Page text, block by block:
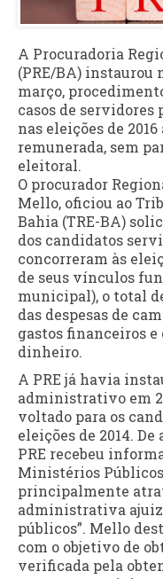
A Procuradoria
(PRE/BA) instaurou
março,
casos de
nas eleições de
remunerada, sem
eleitoral.
O procurador
Mello, oficiou ao
Bahia (TRE-BA)
dos candidatos
concorreram às
de seus vínculos
municipal), o total
das despesas de
gastos financeiros
dinheiro.
A PRE já havia
administrativo em
voltado para os
eleições de 2014. De
PRE recebeu
Ministérios
principalmente
administrativa
públicos”. Mello
com o objetivo de
verificada pela